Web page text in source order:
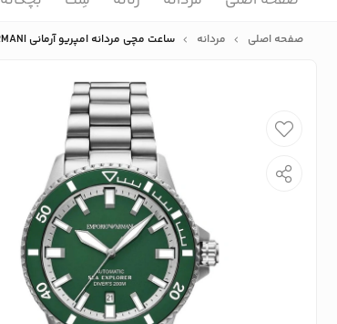
صفحه اصلی مردانه ساعت مچی مردانه امپریو آرمانی EMPORIO ARMANI مدل AR60088